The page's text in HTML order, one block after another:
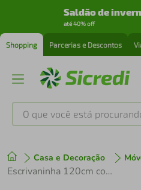
Saldão de
até 40% off
Shopping Parcerias e Descontos
O que você está procurando?
Casa e Decoração
Escrivaninha 120cm com 3 Gavetas Flex Multimóveis CR25320
1º tenis